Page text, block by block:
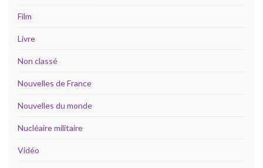
Film
Livre
Non classé
Nouvelles de France
Nouvelles du monde
Nucléaire militaire
Vidéo